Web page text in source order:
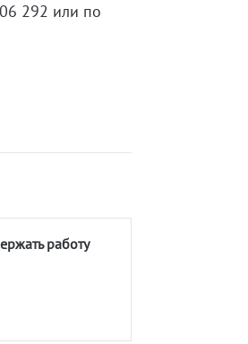
292 или по
работу